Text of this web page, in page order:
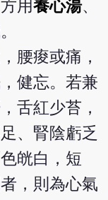
用養心湯、
腰痠或痛，
健忘。若兼
舌紅少苔，
、腎陰虧乏
㿠白，短
，則為心氣